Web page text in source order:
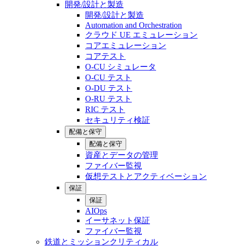
開発/設計と製造
開発/設計と製造
Automation and Orchestration
クラウド UE エミュレーション
コアエミュレーション
コアテスト
O-CU シミュレータ
O-CU テスト
O-DU テスト
O-RU テスト
RIC テスト
セキュリティ検証
配備と保守
配備と保守
資産とデータの管理
ファイバー監視
仮想テストとアクティベーション
保証
保証
AIOps
イーサネット保証
ファイバー監視
鉄道とミッションクリティカル